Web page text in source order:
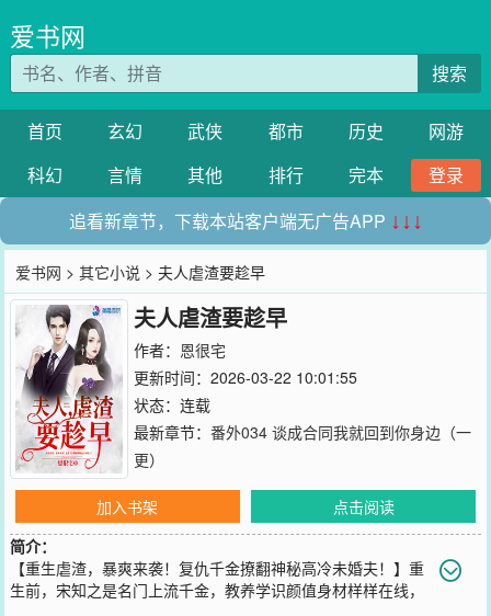
爱书网
搜索
首页 玄幻 武侠 都市 历史
网游
科幻
言情 其他 排行 完本
登录
追看新章节，下载本站客户端无广告APP ↓↓↓
爱书网 >其它小说 > 夫人虐渣要趁早
夫人虐渣要趁早
作者： 恩很宅
更新时间：2026-03-22 10:01:55
状态：连载
最新章节： 番外034 谈成合同我就回到你身边（一
更）
加入书架
点击阅读
简介：
【重生虐渣，暴爽来袭！复仇千金撩翻神秘高冷未婚夫！】重
生前，宋知之是名门上流千金，教养学识颜值身材样样在线，